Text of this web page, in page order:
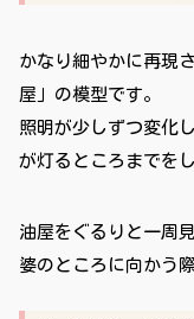
かなり細やかに再現
屋」の模型です。
照明が少しずつ変化
が灯るところまでを
油屋をぐるりと一周
婆のところに向かう